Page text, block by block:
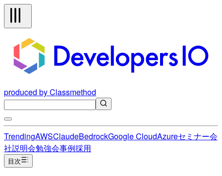
produced by Classmethod
TrendingAWSClaudeBedrockGoogle CloudAzureセミナー会
社説明会勉強会事例採用
目次